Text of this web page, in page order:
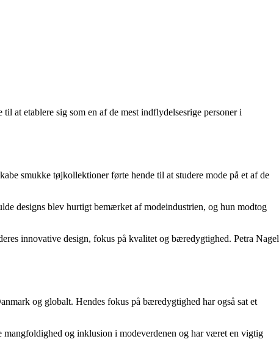
at etablere sig som en af de mest indflydelsesrige personer i
smukke tøjkollektioner førte hende til at studere mode på et af de
designs blev hurtigt bemærket af modeindustrien, og hun modtog
innovative design, fokus på kvalitet og bæredygtighed. Petra Nagel
og globalt. Hendes fokus på bæredygtighed har også sat et
og inklusion i modeverdenen og har været en vigtig